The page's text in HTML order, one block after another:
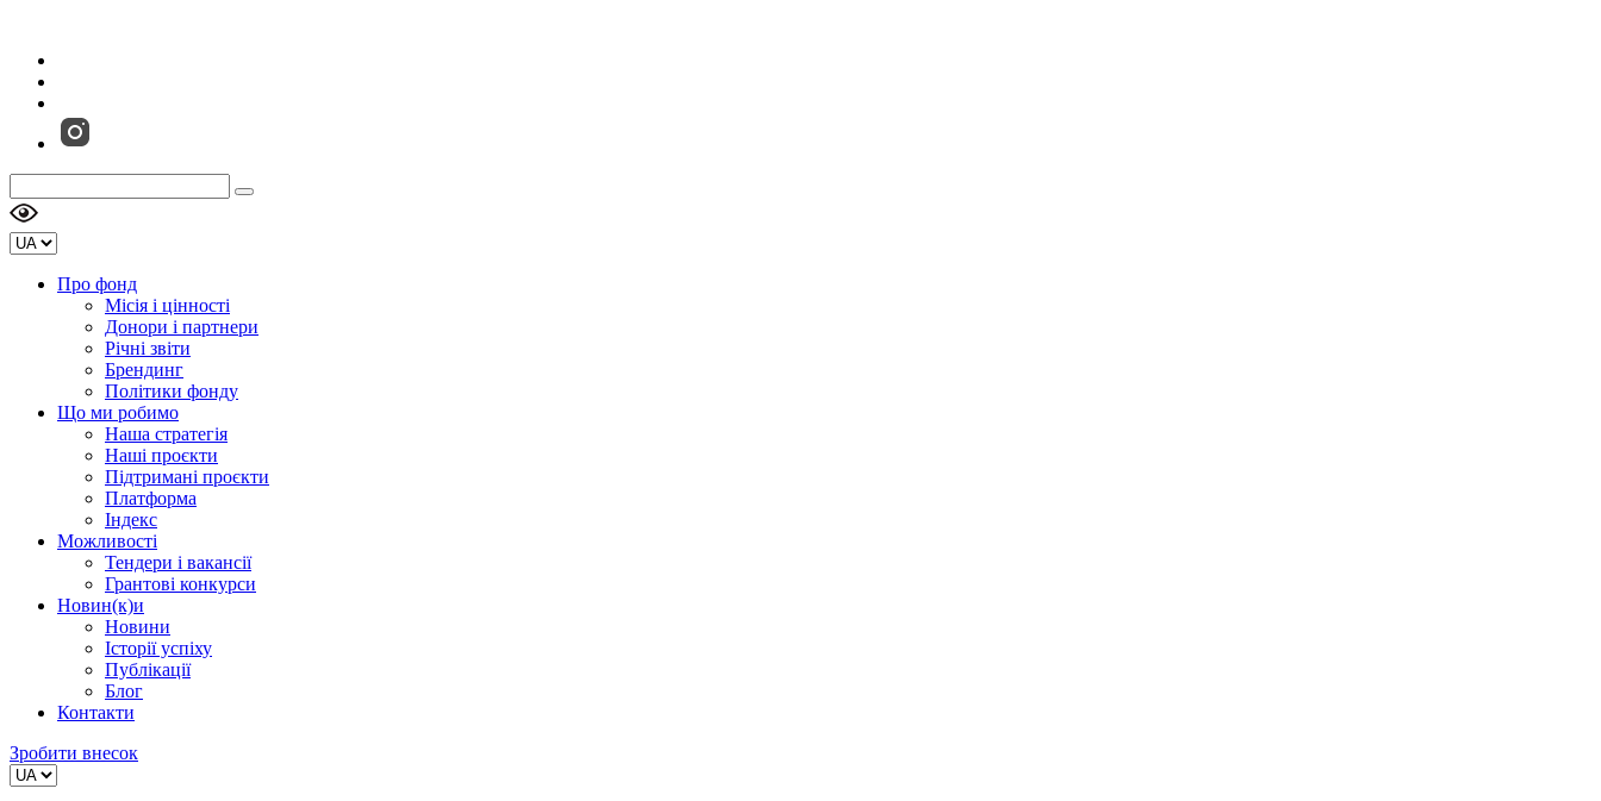
Про фонд
Місія і цінності
Донори і партнери
Річні звіти
Брендинг
Політики фонду
Що ми робимо
Наша стратегія
Наші проєкти
Підтримані проєкти
Платформа
Індекс
Можливості
Тендери і вакансії
Грантові конкурси
Новин(к)и
Новини
Історії успіху
Публікації
Блог
Контакти
Зробити внесок